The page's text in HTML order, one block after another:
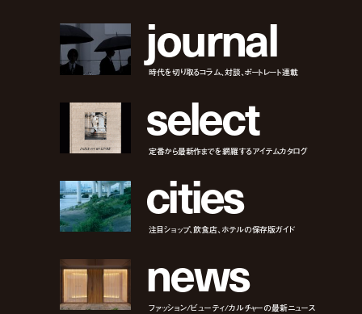
journal
時代を切り取るコラム、対談、ポートレート連載
select
定番から最新作までを網羅するアイテムカタログ
cities
注目ショップ、飲食店、ホテルの保存版ガイド
news
ファッション/ビューティ/カルチャーの最新ニュース